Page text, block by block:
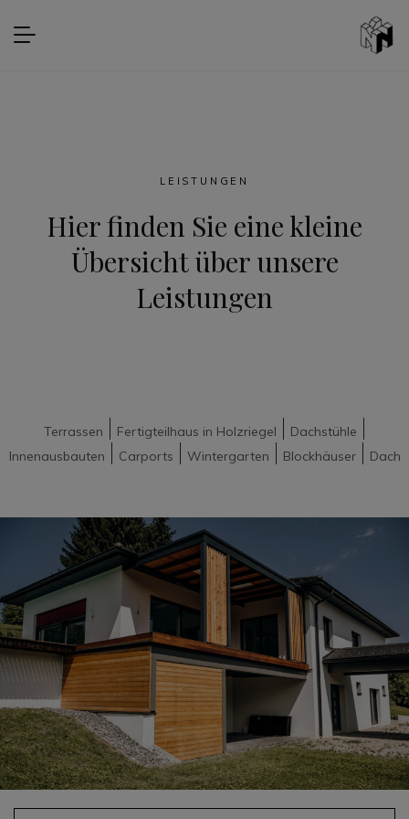
LEISTUNGEN
Hier finden Sie eine kleine
Übersicht über unsere
Leistungen
Terrassen Fertigteilhaus in Holzriegel Dachstühle
Innenausbauten Carports Wintergarten Blockhäuser| Dach